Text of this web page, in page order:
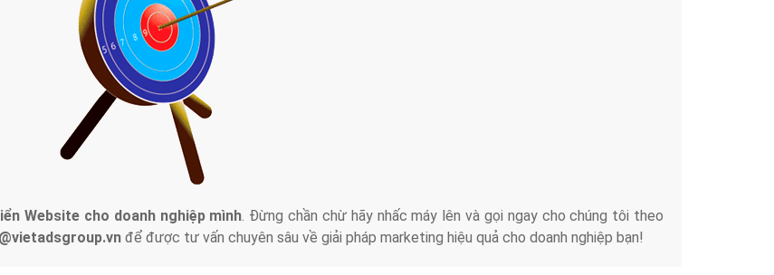
Online?
với bề dày kinh nghiệm sẽ tư vấn xây dựng và phát triển thương hiệu của doanh nghiệp bạn với mức chi
kỹ thuật quảng cáo trực tuyến, SEO, lập trình Web chuyên sâu trong nghề, được đào tạo bài bản tại
đến cho khách hàng sản phẩm/ dịch vụ chất lượng.